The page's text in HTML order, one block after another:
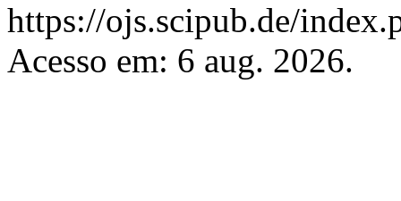
https://ojs.scipub.de/
Acesso em: 6 aug. 2026.